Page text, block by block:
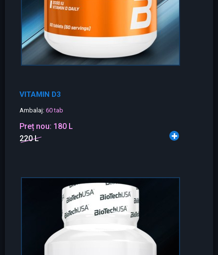
VITAMIN D3
Ambalaj: 60 tab
Preț nou: 180 L
220 L